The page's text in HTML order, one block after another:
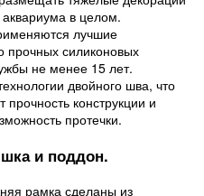
аквариума в целом.
лучшие
прочных силиконовых
не менее 15 лет.
двойного шва, что
конструкции и
протечки.
и поддон.
рамка сделаны из